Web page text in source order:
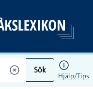
Sök
Hjälp/Tips